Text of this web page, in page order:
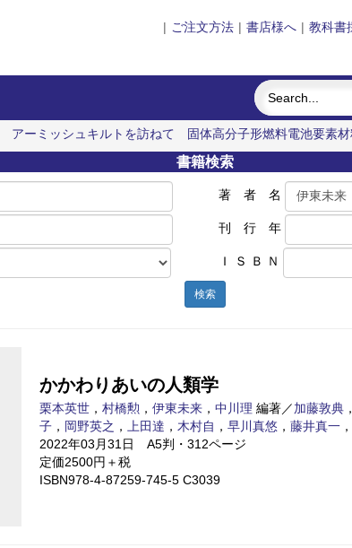
| ご注文方法 | 書店様へ | 教科書
アーミッシュキルトを訪ねて 固体高分子形燃料電池要素
書籍検索
著 者 名
刊 行 年
Ｉ Ｓ Ｂ Ｎ
検索
かかわりあいの人類学
栗本英世 ， 村橋勲 ， 伊東未来 ， 中川理 編著／加藤敦典 ，
子 ， 岡野英之 ， 上田達 ， 木村自 ， 早川真悠 ， 藤井真一 ，
2022年03月31日 A5判・312ページ
定価2500円＋税
ISBN978-4-87259-745-5 C3039